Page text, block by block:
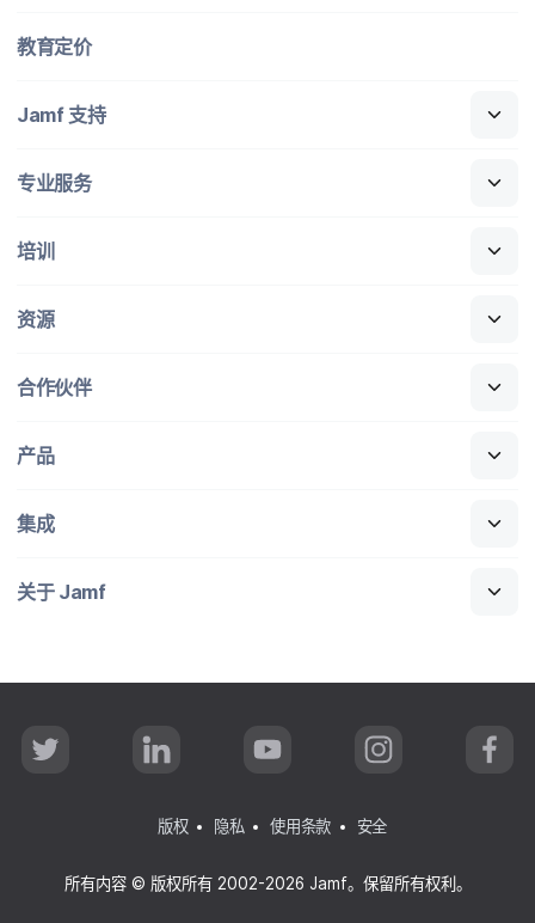
教育定​价
Jamf 支持
专业​服务
培训
资源
合作​伙伴
产品
集成
关于Jamf
所有​内容 © 版权​所有2002-2026 Jamf。​保留​所有​权利。
版权 隐私 使用条款 安全
T
w
L
i
e
d
n
Y
o
u
b
I
n
a
g
a
m
F
a